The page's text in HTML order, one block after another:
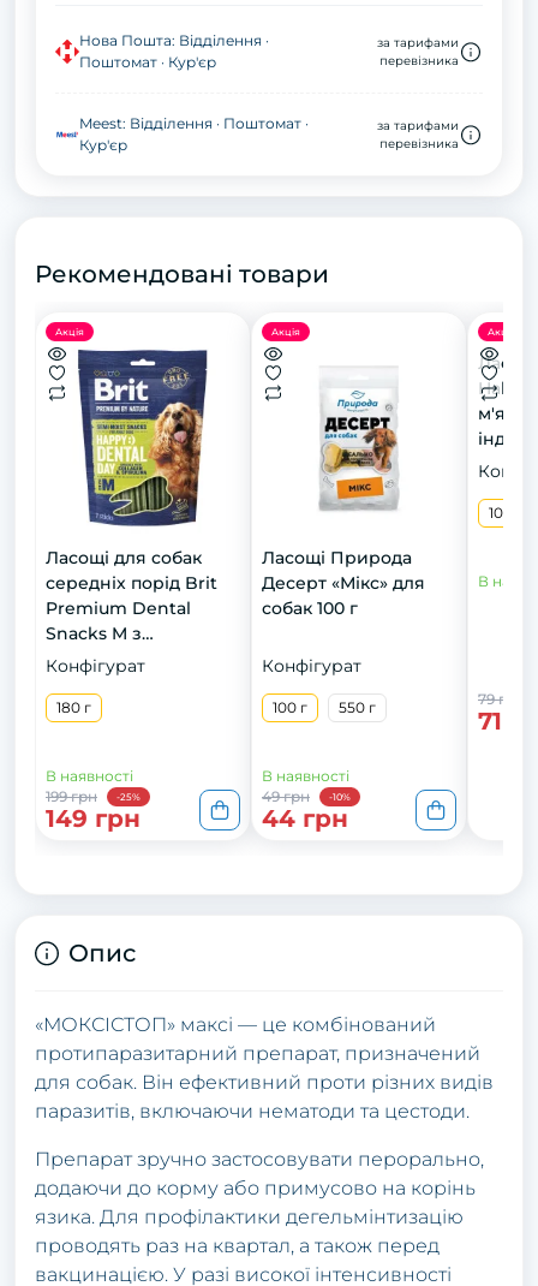
Нова Пошта: Відділення ·
Поштомат · Кур'єр
за тарифами
перевізника
Meest: Відділення · Поштомат ·
Кур'єр
за тарифами
перевізника
Рекомендовані товари
Акція
Ласощі для cобак
середніх порід Brit
Premium Dental
Snacks M з
колагеном і
Конфігурат
180 г
В наявності
199 грн
-25%
149 грн
Акція
Ласощі Природа
Десерт «Мікс» для
собак 100 г
Конфігурат
100 г 550 г
В наявності
49 грн
-10%
44 грн
Акція
100 г
В
79 грн
71
Опис
«МОКСІСТОП» максі — це комбінований
протипаразитарний препарат, призначений
для собак. Він ефективний проти різних видів
паразитів, включаючи нематоди та цестоди.
Препарат зручно застосовувати перорально,
додаючи до корму або примусово на корінь
язика. Для профілактики дегельмінтизацію
проводять раз на квартал, а також перед
вакцинацією. У разі високої інтенсивності